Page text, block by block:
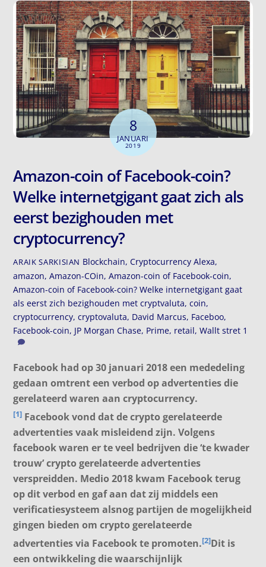
8
JANUARI
2019
Amazon-coin of Facebook-coin?
Welke internetgigant gaat zich als
eerst bezighouden met
cryptocurrency?
ARAIK SARKISIAN Blockchain,Cryptocurrency Alexa,
amazon,Amazon-COin,Amazon-coin of Facebook-coin,
Amazon-coin of Facebook-coin? Welke internetgigant gaat
als eerst zich bezighouden met cryptvaluta,coin,
cryptocurrency,cryptovaluta, David Marcus, Faceboo,
Facebook-coin, JP Morgan Chase, Prime, retail,Wallt stret 1
Facebook had op 30 januari 2018 een mededeling
gedaan omtrent een verbod op advertenties die
gerelateerd waren aan cryptocurrency.
[1] Facebook vond dat de crypto gerelateerde
advertenties vaak misleidend zijn. Volgens
facebook waren er te veel bedrijven die ‘te kwader
trouw’ crypto gerelateerde advertenties
verspreidden. Medio 2018 kwam Facebook terug
op dit verbod en gaf aan dat zij middels een
verificatiesysteem alsnog partijen de mogelijkheid
gingen bieden om crypto gerelateerde
advertenties via Facebook te promoten.[2]Dit is
een ontwikkeling die waarschijnlijk